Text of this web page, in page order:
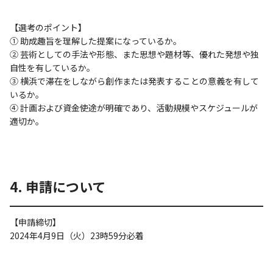
【選考のポイント】
① 助成趣旨を理解した提案になっているか。
② 芸術としての手法や形態、また思想や題材等、優れた発想や独
自性を有しているか。
③ 横浜で滞在をしながら創作または発表することの意義を有して
いるか。
④ 計画および資金使途が明確であり、活動規模やスケジュールが
適切か。
4. 申請について
【申請締切】
2024年4月9日（火）23時59分必着